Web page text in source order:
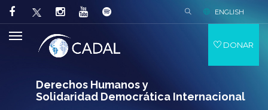
Derechos Humanos y
Solidaridad Democrática Internacional
ENGLISH
DONAR